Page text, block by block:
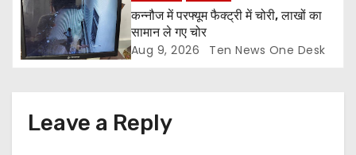
कन्नौज में परफ्यूम फैक्ट्री में चोरी, लाखों का
सामान ले गए चोर
Aug 9, 2026 Ten News One Desk
Leave a Reply